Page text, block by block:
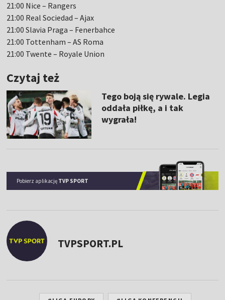
21:00 Nice – Rangers
21:00 Real Sociedad – Ajax
21:00 Slavia Praga – Fenerbahce
21:00 Tottenham – AS Roma
21:00 Twente – Royale Union
Czytaj też
Tego boją się rywale. Legia
oddała piłkę, a i tak
wygrała!
Pobierz aplikację TVP SPORT
TVPSPORT.PL